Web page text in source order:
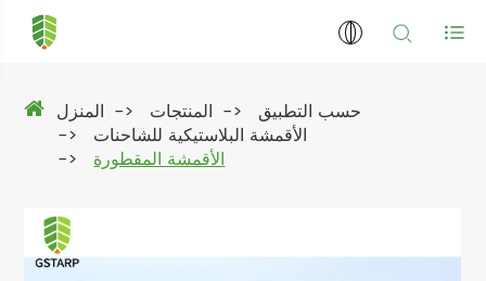
المنزل المنتجات
حسب التطبيق
الأقمشة البلاستيكية للشاحنات
الأقمشة المقطورة